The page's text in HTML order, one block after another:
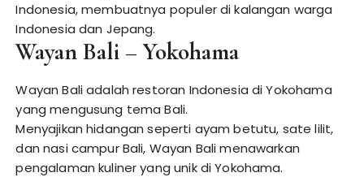
Indonesia, membuatnya populer di kalangan warga
Indonesia dan Jepang.
Wayan Bali – Yokohama
Wayan Bali adalah restoran Indonesia di Yokohama
yang mengusung tema Bali.
Menyajikan hidangan seperti ayam betutu, sate lilit,
dan nasi campur Bali, Wayan Bali menawarkan
pengalaman kuliner yang unik di Yokohama.